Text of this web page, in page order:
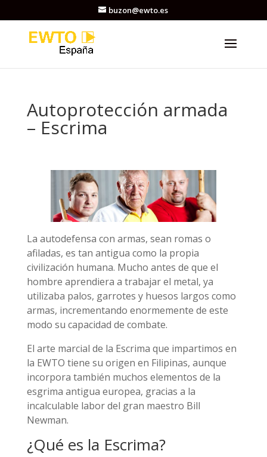
buzon@ewto.es
Autoprotección armada
– Escrima
La autodefensa con armas, sean romas o
afiladas, es tan antigua como la propia
civilización humana. Mucho antes de que el
hombre aprendiera a trabajar el metal, ya
utilizaba palos, garrotes y huesos largos como
armas, incrementando enormemente de este
modo su capacidad de combate.
El arte marcial de la Escrima que impartimos en
la EWTO tiene su origen en Filipinas, aunque
incorpora también muchos elementos de la
esgrima antigua europea, gracias a la
incalculable labor del gran maestro Bill
Newman.
¿Qué es la Escrima?